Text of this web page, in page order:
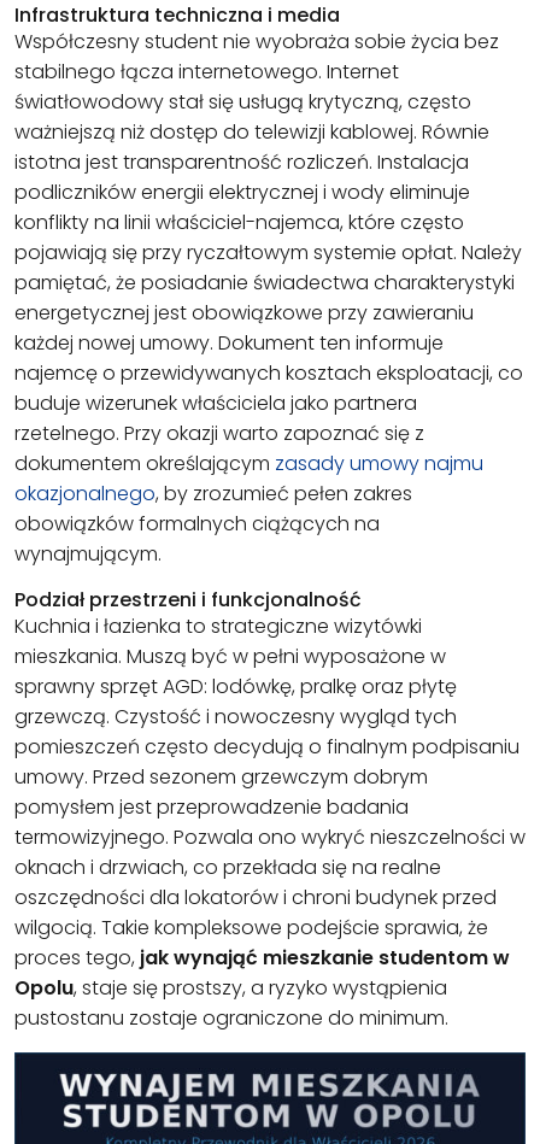
Infrastruktura techniczna i media
Współczesny student nie wyobraża sobie życia bez
stabilnego łącza internetowego. Internet
światłowodowy stał się usługą krytyczną, często
ważniejszą niż dostęp do telewizji kablowej. Równie
istotna jest transparentność rozliczeń. Instalacja
podliczników energii elektrycznej i wody eliminuje
konflikty na linii właściciel-najemca, które często
pojawiają się przy ryczałtowym systemie opłat. Należy
pamiętać, że posiadanie świadectwa charakterystyki
energetycznej jest obowiązkowe przy zawieraniu
każdej nowej umowy. Dokument ten informuje
najemcę o przewidywanych kosztach eksploatacji, co
buduje wizerunek właściciela jako partnera
rzetelnego. Przy okazji warto zapoznać się z
dokumentem określającym zasady umowy najmu
okazjonalnego, by zrozumieć pełen zakres
obowiązków formalnych ciążących na
wynajmującym.
Podział przestrzeni i funkcjonalność
Kuchnia i łazienka to strategiczne wizytówki
mieszkania. Muszą być w pełni wyposażone w
sprawny sprzęt AGD: lodówkę, pralkę oraz płytę
grzewczą. Czystość i nowoczesny wygląd tych
pomieszczeń często decydują o finalnym podpisaniu
umowy. Przed sezonem grzewczym dobrym
pomysłem jest przeprowadzenie badania
termowizyjnego. Pozwala ono wykryć nieszczelności w
oknach i drzwiach, co przekłada się na realne
oszczędności dla lokatorów i chroni budynek przed
wilgocią. Takie kompleksowe podejście sprawia, że
proces tego, jak wynająć mieszkanie studentom w
Opolu, staje się prostszy, a ryzyko wystąpienia
pustostanu zostaje ograniczone do minimum.